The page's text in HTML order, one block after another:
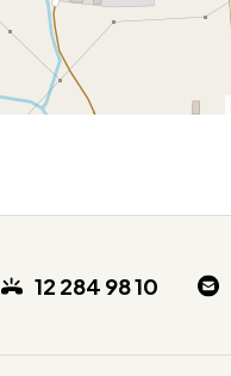
12 284 98 10